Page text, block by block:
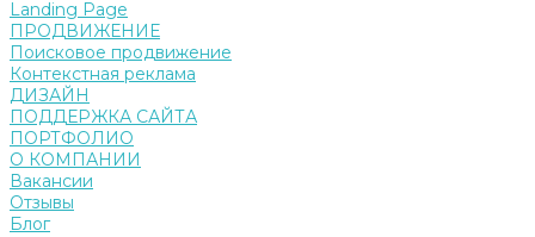
Landing Page
ПРОДВИЖЕНИЕ
Поисковое продвижение
Контекстная реклама
ДИЗАЙН
ПОДДЕРЖКА САЙТА
ПОРТФОЛИО
О КОМПАНИИ
Вакансии
Отзывы
Блог